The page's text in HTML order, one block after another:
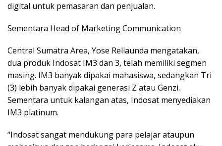
digital untuk pemasaran dan penjualan.
Sementara Head of Marketing Communication
Central Sumatra Area, Yose Rellaunda mengatakan,
dua produk Indosat IM3 dan 3, telah memiliki segmen
masing. IM3 banyak dipakai mahasiswa, sedangkan Tri
(3) lebih banyak dipakai generasi Z atau Genzi.
Sementara untuk kalangan atas, Indosat menyediakan
IM3 platinum.
“Indosat sangat mendukung para pelajar ataupun